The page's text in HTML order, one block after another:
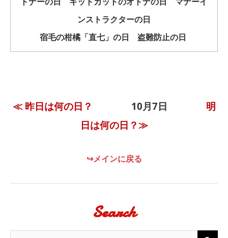
ンストラクターの日
宿毛の柑橘「直七」の日 盗難防止の日
≪ 昨日は何の日？ 10月7日 明
日は何の日？≫
↪メインに戻る
Search